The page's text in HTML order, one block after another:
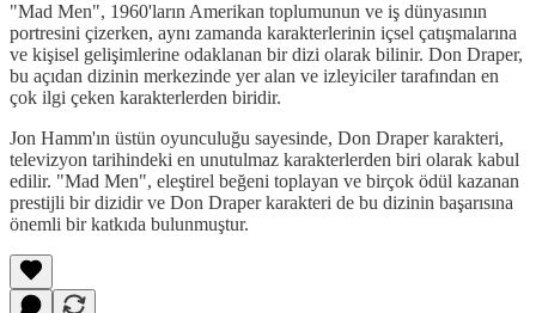
"Mad Men", 1960'ların Amerikan toplumunun ve iş dünyasının
portresini çizerken, aynı zamanda karakterlerinin içsel çatışmalarına
ve kişisel gelişimlerine odaklanan bir dizi olarak bilinir. Don Draper,
bu açıdan dizinin merkezinde yer alan ve izleyiciler tarafından en
çok ilgi çeken karakterlerden biridir.
Jon Hamm'ın üstün oyunculuğu sayesinde, Don Draper karakteri,
televizyon tarihindeki en unutulmaz karakterlerden biri olarak kabul
edilir. "Mad Men", eleştirel beğeni toplayan ve birçok ödül kazanan
prestijli bir dizidir ve Don Draper karakteri de bu dizinin başarısına
önemli bir katkıda bulunmuştur.